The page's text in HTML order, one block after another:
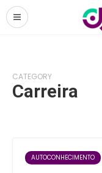
CATEGORY
Carreira
AUTOCONHECIMENTO